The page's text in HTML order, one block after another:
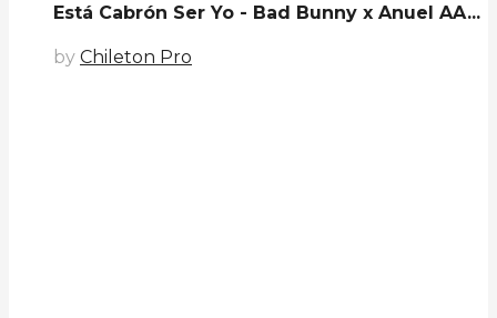
Está Cabrón Ser Yo - Bad Bunny x Anuel AA...
by Chileton Pro